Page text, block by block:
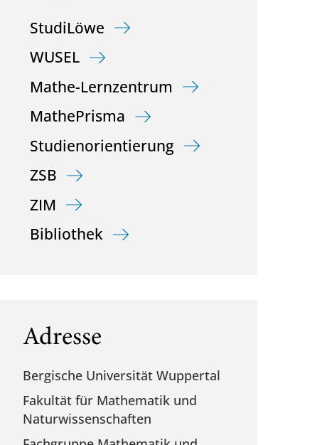
StudiLöwe
WUSEL
Mathe-Lernzentrum
MathePrisma
Studienorientierung
ZSB
ZIM
Bibliothek
Adresse
Bergische Universität Wuppertal
Fakultät für Mathematik und
Naturwissenschaften